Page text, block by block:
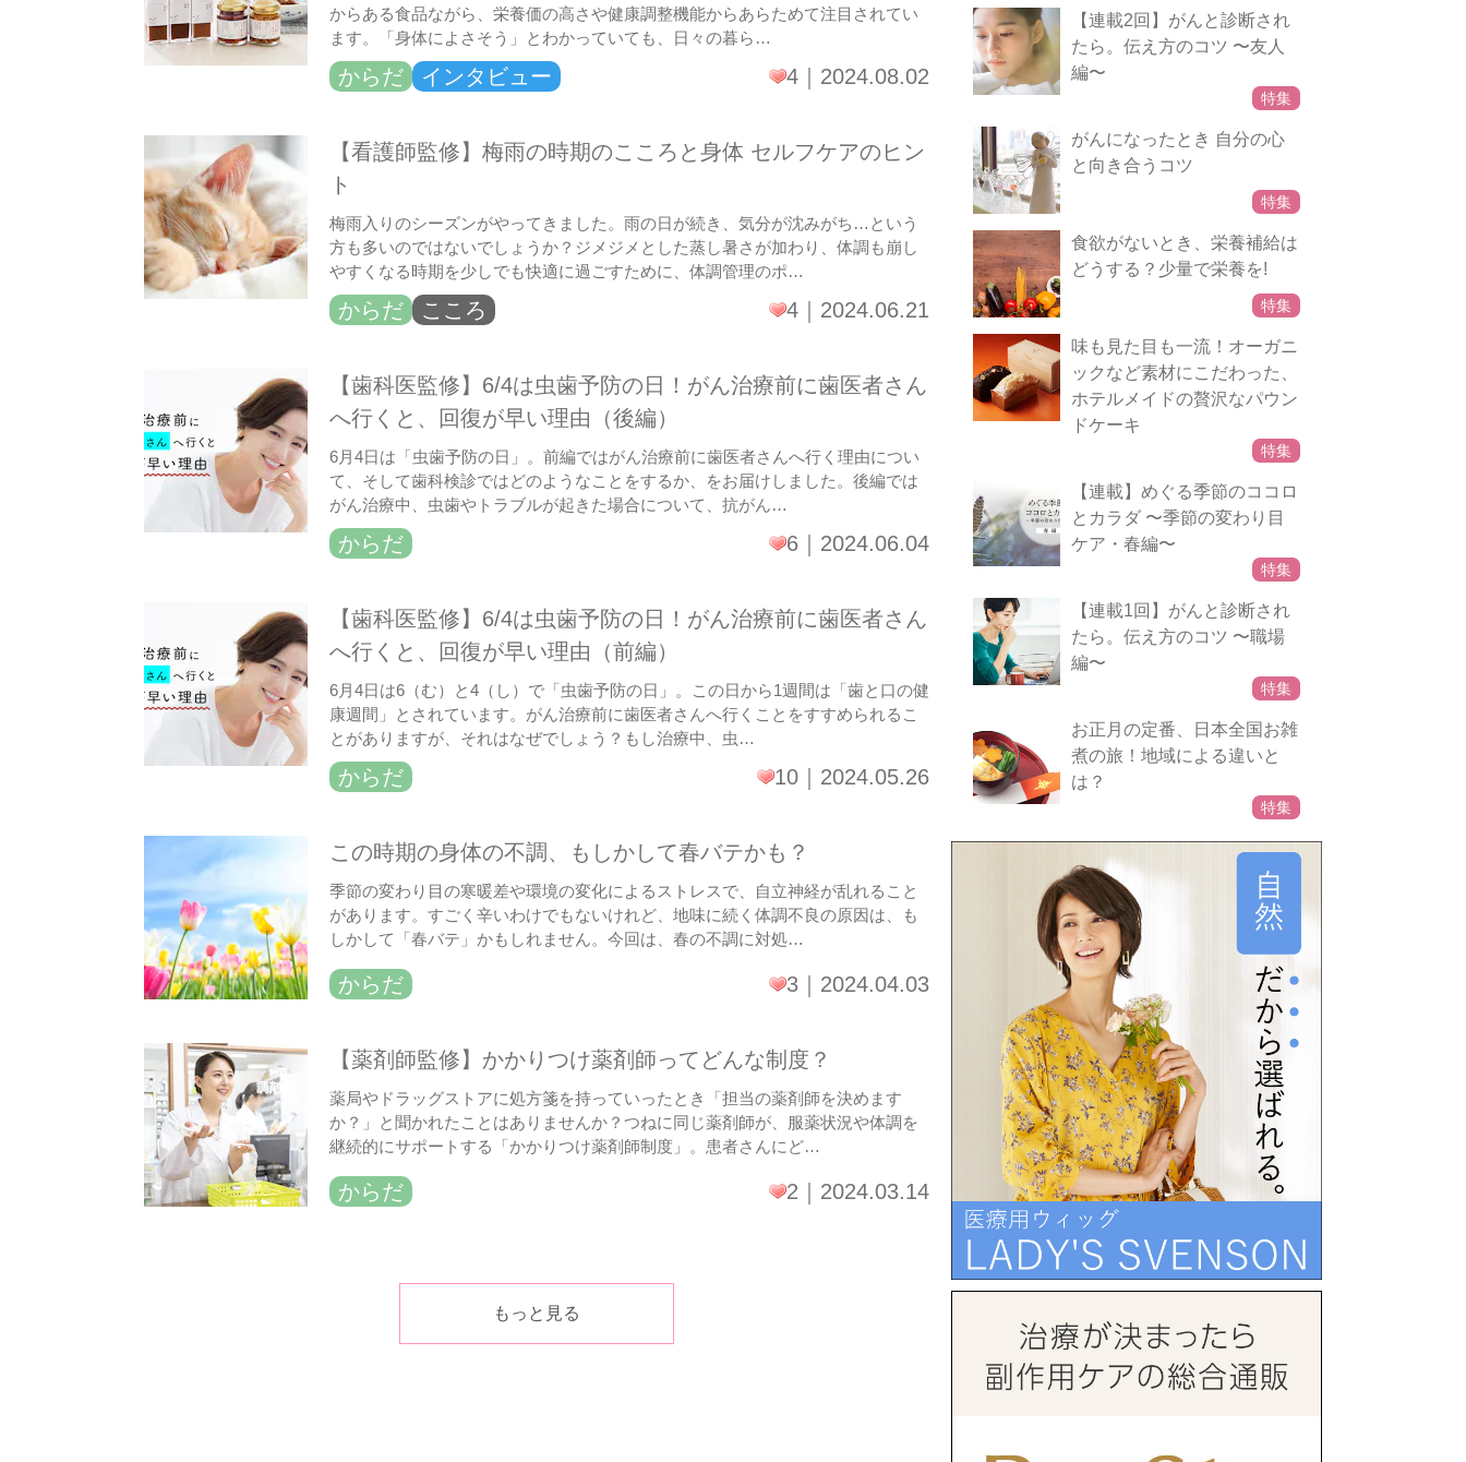
からある食品ながら、栄養価の高さや健康調整機能からあらためて注目されてい
ます。「身体によさそう」とわかっていても、日々の暮ら…
からだ インタビュー 4 2024.08.02
【看護師監修】梅雨の時期のこころと身体 セルフケアのヒン
ト
梅雨入りのシーズンがやってきました。雨の日が続き、気分が沈みがち…という
方も多いのではないでしょうか？ジメジメとした蒸し暑さが加わり、体調も崩し
やすくなる時期を少しでも快適に過ごすために、体調管理のポ…
からだ こころ 4 2024.06.21
【歯科医監修】6/4は虫歯予防の日！がん治療前に歯医者さん
へ行くと、回復が早い理由（後編）
6月4日は「虫歯予防の日」。前編ではがん治療前に歯医者さんへ行く理由につい
て、そして歯科検診ではどのようなことをするか、をお届けしました。後編では
がん治療中、虫歯やトラブルが起きた場合について、抗がん…
からだ 6 2024.06.04
【歯科医監修】6/4は虫歯予防の日！がん治療前に歯医者さん
へ行くと、回復が早い理由（前編）
6月4日は6（む）と4（し）で「虫歯予防の日」。この日から1週間は「歯と口の健
康週間」とされています。がん治療前に歯医者さんへ行くことをすすめられるこ
とがありますが、それはなぜでしょう？もし治療中、虫…
からだ 10 2024.05.26
この時期の身体の不調、もしかして春バテかも？
季節の変わり目の寒暖差や環境の変化によるストレスで、自立神経が乱れること
があります。すごく辛いわけでもないけれど、地味に続く体調不良の原因は、も
しかして「春バテ」かもしれません。今回は、春の不調に対処…
からだ 3 2024.04.03
【薬剤師監修】かかりつけ薬剤師ってどんな制度？
薬局やドラッグストアに処方箋を持っていったとき「担当の薬剤師を決めます
か？」と聞かれたことはありませんか？つねに同じ薬剤師が、服薬状況や体調を
継続的にサポートする「かかりつけ薬剤師制度」。患者さんにど…
からだ 2 2024.03.14
もっと見る
【連載2回】がんと診断され
たら。伝え方のコツ 〜友人
編〜
特集
がんになったとき 自分の心
と向き合うコツ
特集
食欲がないとき、栄養補給は
どうする？少量で栄養を!
特集
味も見た目も一流！オーガニ
ックなど素材にこだわった、
ホテルメイドの贅沢なパウン
ドケーキ
特集
【連載】めぐる季節のココロ
とカラダ 〜季節の変わり目
ケア・春編〜
特集
【連載1回】がんと診断され
たら。伝え方のコツ 〜職場
編〜
特集
お正月の定番、日本全国お雑
煮の旅！地域による違いと
は？
特集